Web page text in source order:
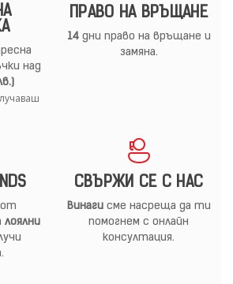
над
ПРАВО НА ВРЪЩАНЕ
14дни право на връщане и
замяна.
лоялни
СВЪРЖИ СЕ С НАС
Винагисме насреща да ти
помогнем с онлайн
консултация.